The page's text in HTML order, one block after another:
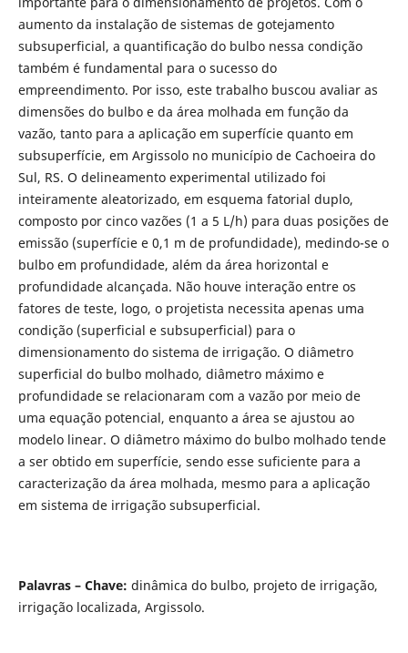
aumento da instalação de sistemas de gotejamento
subsuperficial, a quantificação do bulbo nessa condição
também é fundamental para o sucesso do
empreendimento. Por isso, este trabalho buscou avaliar as
dimensões do bulbo e da área molhada em função da
vazão, tanto para a aplicação em superfície quanto em
subsuperfície, em Argissolo no município de Cachoeira do
Sul, RS. O delineamento experimental utilizado foi
inteiramente aleatorizado, em esquema fatorial duplo,
composto por cinco vazões (1 a 5 L/h) para duas posições de
emissão (superfície e 0,1 m de profundidade), medindo-se o
bulbo em profundidade, além da área horizontal e
profundidade alcançada. Não houve interação entre os
fatores de teste, logo, o projetista necessita apenas uma
condição (superficial e subsuperficial) para o
dimensionamento do sistema de irrigação. O diâmetro
superficial do bulbo molhado, diâmetro máximo e
profundidade se relacionaram com a vazão por meio de
uma equação potencial, enquanto a área se ajustou ao
modelo linear. O diâmetro máximo do bulbo molhado tende
a ser obtido em superfície, sendo esse suficiente para a
caracterização da área molhada, mesmo para a aplicação
em sistema de irrigação subsuperficial.
Palavras – Chave: dinâmica do bulbo, projeto de irrigação,
irrigação localizada, Argissolo.